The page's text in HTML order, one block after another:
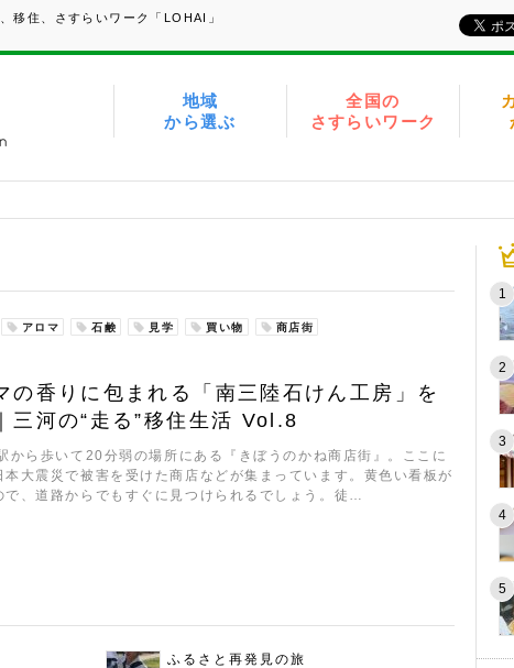
移住、さすらいワーク「LOHAI」
地域
から選ぶ
全国の
さすらいワーク
アロマ 石鹸 見学 買い物 商店街
の香りに包まれる「南三陸石けん工房」を
三河の“走る”移住生活 Vol.8
から歩いて20分弱の場所にある『きぼうのかね商店街』。ここに
本大震災で被害を受けた商店などが集まっています。黄色い看板が
で、道路からでもすぐに見つけられるでしょう。徒…
ふるさと再発見の旅